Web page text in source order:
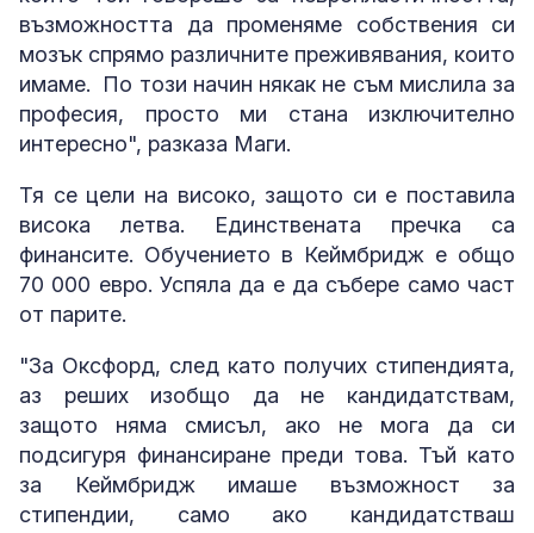
възможността да променяме собствения си
мозък спрямо различните преживявания, които
имаме. По този начин някак не съм мислила за
професия, просто ми стана изключително
интересно", разказа Маги.
Тя се цели на високо, защото си е поставила
висока летва. Единствената пречка са
финансите. Обучението в Кеймбридж е общо
70 000 евро. Успяла да е да събере само част
от парите.
"За Оксфорд, след като получих стипендията,
аз реших изобщо да не кандидатствам,
защото няма смисъл, ако не мога да си
подсигуря финансиране преди това. Тъй като
за Кеймбридж имаше възможност за
стипендии, само ако кандидатстваш